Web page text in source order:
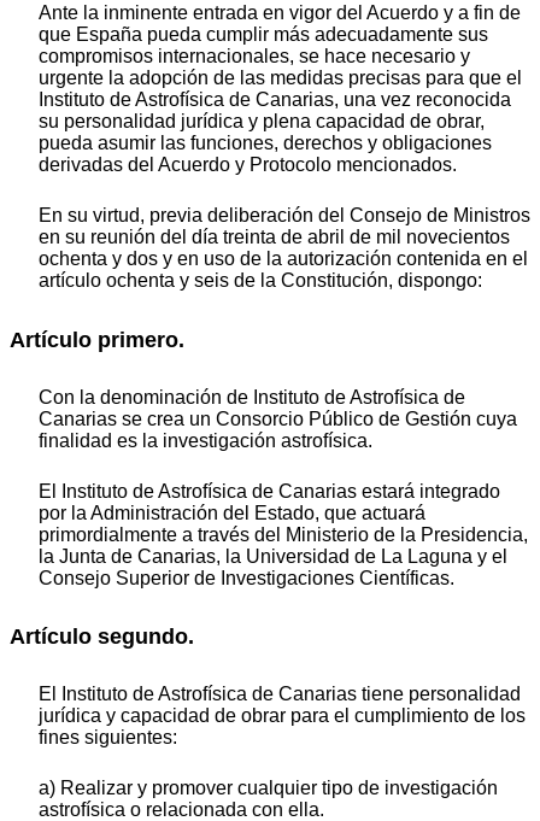
Ante la inminente entrada en vigor del Acuerdo y a fin de
que España pueda cumplir más adecuadamente sus
compromisos internacionales, se hace necesario y
urgente la adopción de las medidas precisas para que el
Instituto de Astrofísica de Canarias, una vez reconocida
su personalidad jurídica y plena capacidad de obrar,
pueda asumir las funciones, derechos y obligaciones
derivadas del Acuerdo y Protocolo mencionados.
En su virtud, previa deliberación del Consejo de Ministros
en su reunión del día treinta de abril de mil novecientos
ochenta y dos y en uso de la autorización contenida en el
artículo ochenta y seis de la Constitución, dispongo:
Artículo primero.
Con la denominación de Instituto de Astrofísica de
Canarias se crea un Consorcio Público de Gestión cuya
finalidad es la investigación astrofísica.
El Instituto de Astrofísica de Canarias estará integrado
por la Administración del Estado, que actuará
primordialmente a través del Ministerio de la Presidencia,
la Junta de Canarias, la Universidad de La Laguna y el
Consejo Superior de Investigaciones Científicas.
Artículo segundo.
El Instituto de Astrofísica de Canarias tiene personalidad
jurídica y capacidad de obrar para el cumplimiento de los
fines siguientes:
a) Realizar y promover cualquier tipo de investigación
astrofísica o relacionada con ella.